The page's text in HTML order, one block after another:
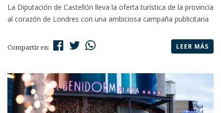
La Diputación de Castellón lleva la oferta turística de la provincia
al corazón de Londres con una ambiciosa campaña publicitaria
Compartir en: LEER MÁS